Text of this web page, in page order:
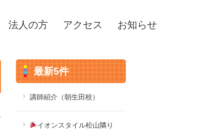
法人の方 アクセス お知らせ
最新5件
講師紹介（朝生田校）
イオンスタイル松山隣り